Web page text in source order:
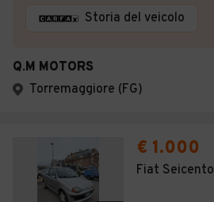
Storia del veicolo
Q.M MOTORS
Torremaggiore (FG)
€ 1.000
Fiat